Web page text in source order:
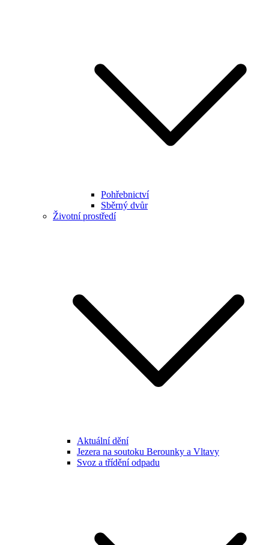
Pohřebnictví
Sběrný dvůr
Životní prostředí
Aktuální dění
Jezera na soutoku Berounky a Vltavy
Svoz a třídění odpadu